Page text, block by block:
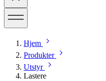
Hjem
Produkter
Utstyr
Lastere